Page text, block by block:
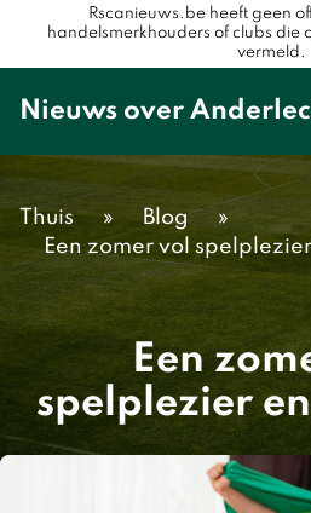
Rscanieuws.be heeft geen
handelsmerkhouders of clubs die
vermeld.
Nieuws over
Thuis » Blog
»
Een zomer vol
Een
spelplezier